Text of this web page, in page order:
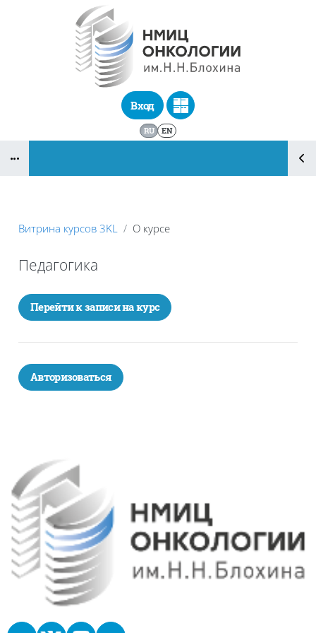
Перейти к основному содержанию
Вход
RU EN
Витрина курсов 3KL О курсе
Педагогика
Блоки
Перейти к записи на курс
Авторизоваться